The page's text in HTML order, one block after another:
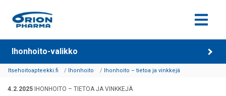
Siirry sisältöön
Ihonhoito-valikko
Itsehoitoapteekki.fi Ihonhoito Ihonhoito – tietoa ja vinkkejä
4.2.2025 IHONHOITO – TIETOA JA VINKKEJÄ